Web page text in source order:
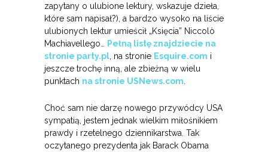
zapytany o ulubione lektury, wskazuje dzieła,
które sam napisał?), a bardzo wysoko na liście
ulubionych lektur umieścił „Księcia” Niccolò
Machiavellego… Pełną listę znajdziecie na
stronie party.pl , na stronie Esquire.com i
jeszcze trochę inną, ale zbieżną w wielu
punktach na stronie USNews.com
Choć sam nie darzę nowego przywódcy USA
sympatią, jestem jednak wielkim miłośnikiem
prawdy i rzetelnego dziennikarstwa. Tak
oczytanego prezydenta jak Barack Obama